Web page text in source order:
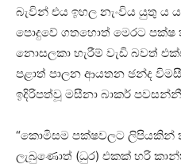
බැවින් එය ඉහල නැංවිය යුතු
පොදුවේ ගතහොත් මෙරට පක්ෂ
නොසලකා හැරීම් වැඩි බවත්
පළාත් පාලන ආයතන ඡන්ද
ඉදිරිපත්වූ මසීනා බාකර්
“කොමිසම පක්ෂවලට ලිපියකින්
ලැබුණොත් (ධුර) එකක් හරි